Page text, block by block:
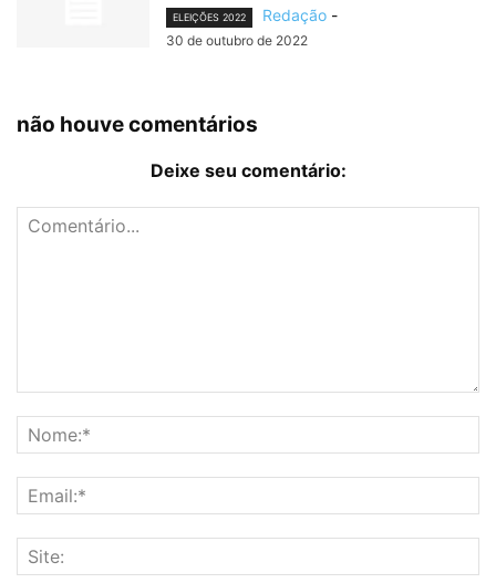
ELEIÇÕES 2022 Redação -
30 de outubro de 2022
não houve comentários
Deixe seu comentário: